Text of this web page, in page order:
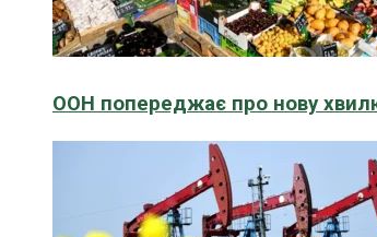
ООН попереджає про нову